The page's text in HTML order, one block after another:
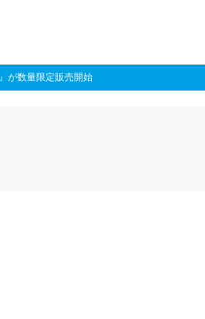
が数量限定販売開始